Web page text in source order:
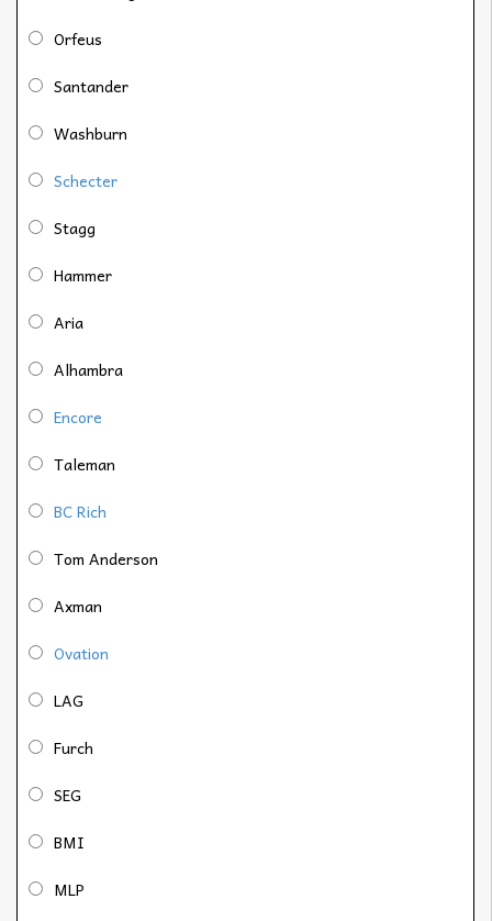
Orfeus
Santander
Washburn
Schecter
Stagg
Hammer
Aria
Alhambra
Encore
Taleman
BC Rich
Tom Anderson
Axman
Ovation
LAG
Furch
SEG
BMI
MLP